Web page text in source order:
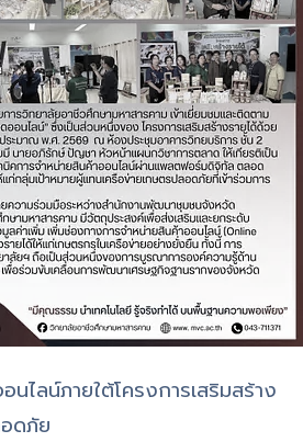
ไลน์ภายใต้โครงการเสริมสร้าง
ดภัย